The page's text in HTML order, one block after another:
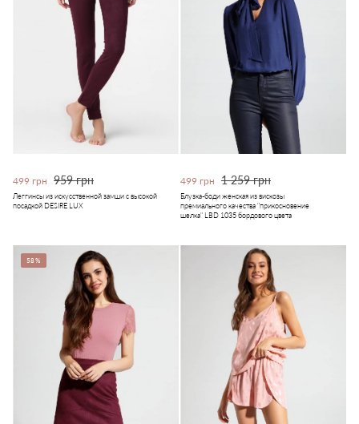
499 грн 959 грн
Леггинсы из искусственной замши с высокой
посадкой DESIRE LUX
499 грн 1 259 грн
Блузка-боди женская из вискозы
премиального качества "прикосновение
шелка" LBD 1035 бордового цвета
58%